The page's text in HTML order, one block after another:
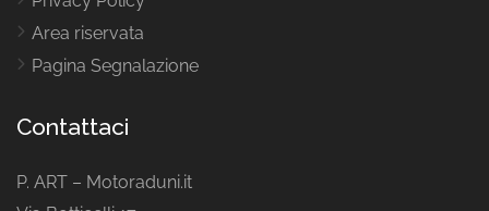
Area riservata
Pagina Segnalazione
Contattaci
P. ART – Motoraduni.it